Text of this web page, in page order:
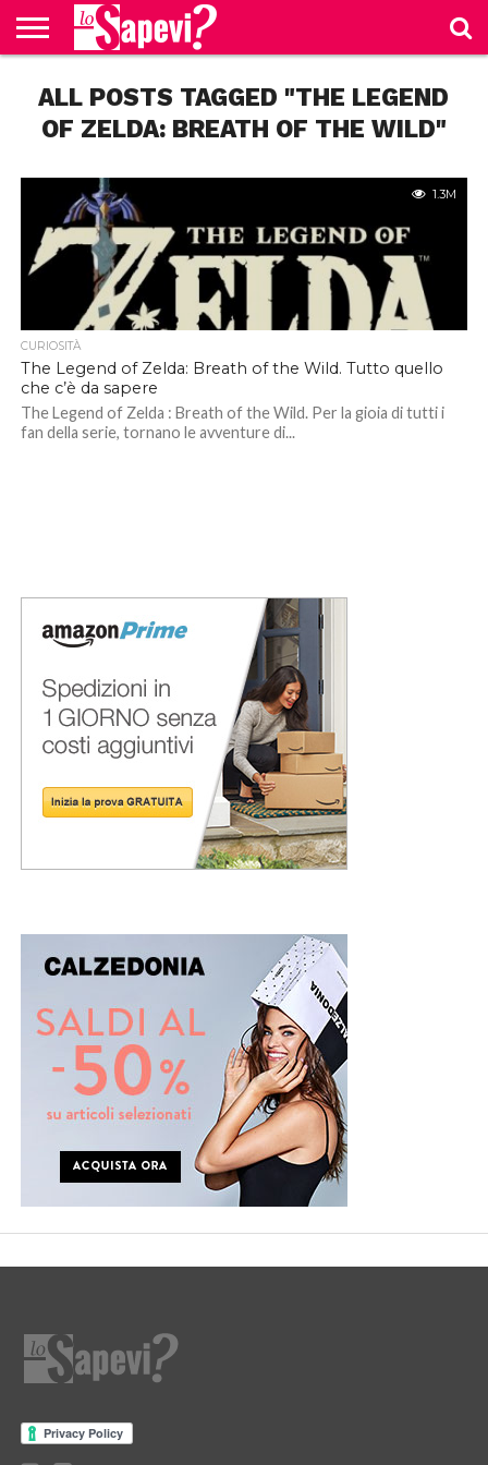
BENESSERE
GOSSIP
PRODOTTI
AMAZON
NEWS
CASA E
CUCINA
ALL POSTS TAGGED "THE LEGEND
OF ZELDA: BREATH OF THE WILD"
1.3M
CURIOSITÀ
The Legend of Zelda: Breath of the Wild. Tutto quello
che c’è da sapere
The Legend of Zelda : Breath of the Wild. Per la gioia di tutti i
fan della serie, tornano le avventure di...